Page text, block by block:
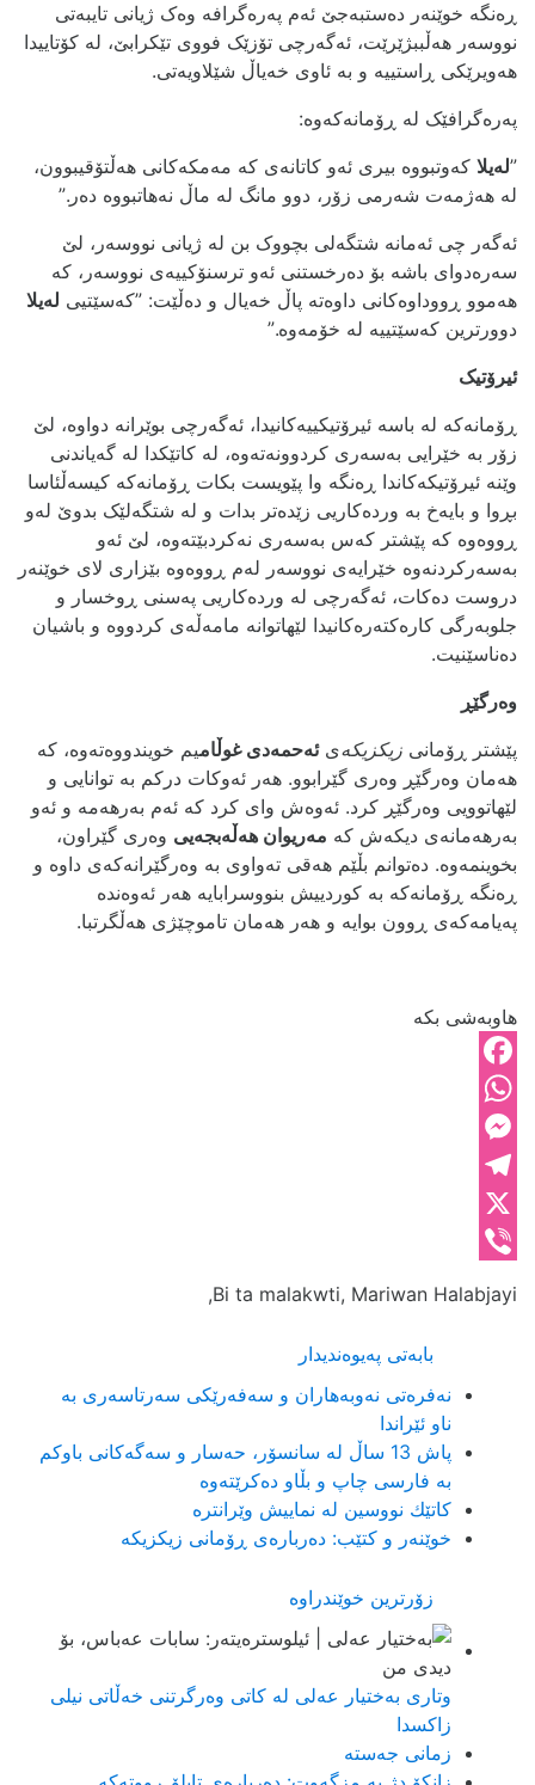
ڕەنگە خوێنەر دەستبەجێ ئەم پەرەگرافە وەک ژیانی تایبەتی
نووسەر هەڵببژێرێت، ئه‌گه‌رچی تۆزێک فووی تێکرابێ، لە کۆتاییدا
هەویرێکی ڕاستییە و بە ئاوی خەیاڵ شێلاویەتی.
پەرەگرافێک له‌ ڕۆمانه‌که‌وه‌:
”لەیلا کەوتبووە بیری ئەو کاتانەی کە مەمکەکانی هەڵتۆقیبوون،
لە هەژمەت شەرمی زۆر، دوو مانگ لە ماڵ نەهاتبووە دەر.”
ئه‌گه‌ر چی ئه‌مانه‌ شتگه‌لی بچووک بن له‌ ژیانی نووسه‌ر، لێ
سه‌ره‌دوای باشه‌ بۆ ده‌رخستنی ئه‌و ترسنۆکییه‌ی نووسه‌ر، که‌
هه‌موو ڕووداوه‌کانی داوه‌ته‌ پاڵ خه‌یال و ده‌ڵێت: ”که‌سێتیی له‌یلا
دوورترین که‌سێتییه‌ له‌ خۆمه‌وه‌.”
ئیرۆتیک
ڕۆمانەکە لە باسە ئیرۆتیکییەکانیدا، ئەگەرچی بوێرانە دواوە، لێ
زۆر بە خێرایی بەسەری کردوونەتەوە، لە کاتێکدا لە گه‌یاندنی
وێنە ئیرۆتیکەکاندا ڕەنگە وا پێویست بکات ڕۆمانەکە کیسەڵئاسا
بڕوا و بایەخ بە وردەکاریی زێدەتر بدات و لە شتگەلێک بدوێ لەو
ڕووەوە کە پێشتر کەس بەسەری نەکردبێتەوە، لێ ئەو
بەسەرکردنەوە خێرایەی نووسه‌ر له‌م ڕووه‌وه‌ بێزاری لای خوێنەر
دروست دەکات، ئه‌گه‌رچی له‌ ورده‌کاریی پەسنی ڕوخسار و
جلوبه‌رگی کاره‌کته‌ره‌کانیدا لێهاتوانه‌ مامه‌ڵه‌ی کردووه‌ و باشیان
ده‌ناسێنیت.
وه‌رگێڕ
پێشتر ڕۆمانی زیکزیکه‌یئه‌حمه‌دی غوڵامیم خویندووەته‌وه،‌ که‌
هه‌مان وه‌رگێڕ وه‌ری گێرابوو. هه‌ر ئه‌وکات درکم به‌ توانایی و
لێهاتوویی وه‌رگێڕ کرد. ئه‌وه‌ش وای کرد که‌ ئه‌م به‌رهه‌مه‌ و ئه‌و
به‌رهه‌مانه‌ی دیکه‌ش که‌ مه‌ریوان هه‌ڵه‌بجه‌یی وه‌ری گێراون،‌
بخوینمه‌وه‌. ده‌توانم بڵێم هه‌قی ته‌واوی به‌ وه‌رگێرانه‌که‌ی داوه‌ و
ڕه‌نگه‌ ڕۆمانه‌که‌ به‌ کوردییش بنووسرابایه‌ هه‌ر ئه‌وه‌نده‌
په‌یامه‌که‌ی ڕوون بوایه‌ و هه‌ر هه‌مان تاموچێژی هه‌ڵگرتبا.
هاوبەشی بکە
Facebook
WhatsApp
Messenger
Telegram
X
Bi ta malakwti, Mariwan Halabjayi,
بابەتی پەیوەندیدار
نەفرەتی نەوبەهاران و سەفەرێکی سەرتاسەری بە
ناو ئێراندا
پاش 13 ساڵ لە سانسۆر، حەسار و سەگەکانی باوکم
بە فارسی چاپ و بڵاو دەکرێتەوە
كاتێك نووسین لە نماییش وێرانترە
خوێنەر و کتێب: دەربارەی ڕۆمانی زیكزیکە
زۆرترین خوێندراوە
وتاری بەختیار عەلی لە کاتی وەرگرتنی خەڵاتی نیلی
زاکسدا
زمانی جەستە